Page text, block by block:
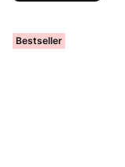
Bestseller